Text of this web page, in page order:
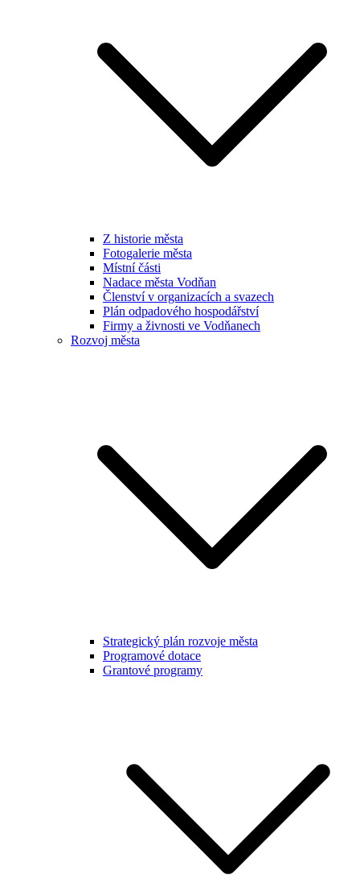
Z historie města
Fotogalerie města
Místní části
Nadace města Vodňan
Členství v organizacích a svazech
Plán odpadového hospodářství
Firmy a živnosti ve Vodňanech
Rozvoj města
Strategický plán rozvoje města
Programové dotace
Grantové programy